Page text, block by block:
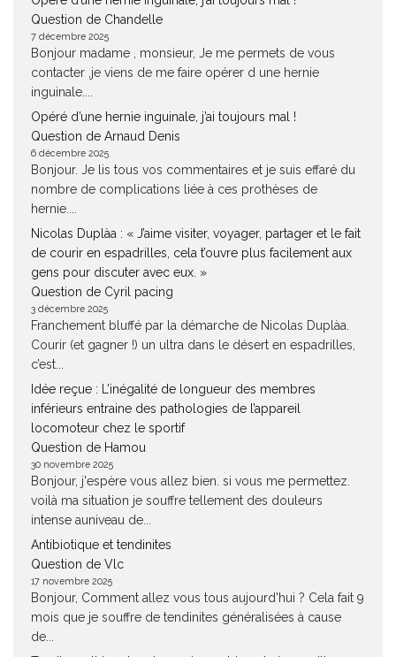
Question de Chandelle
7 décembre 2025
Bonjour madame , monsieur, Je me permets de vous
contacter ,je viens de me faire opérer d une hernie
inguinale....
Opéré d’une hernie inguinale, j’ai toujours mal !
Question de Arnaud Denis
6 décembre 2025
Bonjour. Je lis tous vos commentaires et je suis effaré du
nombre de complications liée à ces prothèses de
hernie....
Nicolas Duplàa : « J’aime visiter, voyager, partager et le fait
de courir en espadrilles, cela t’ouvre plus facilement aux
gens pour discuter avec eux. »
Question de Cyril pacing
3 décembre 2025
Franchement bluffé par la démarche de Nicolas Duplàa.
Courir (et gagner !) un ultra dans le désert en espadrilles,
c’est...
Idée reçue : L’inégalité de longueur des membres
inférieurs entraine des pathologies de l’appareil
locomoteur chez le sportif
Question de Hamou
30 novembre 2025
Bonjour, j'espère vous allez bien. si vous me permettez.
voilà ma situation je souffre tellement des douleurs
intense auniveau de...
Antibiotique et tendinites
Question de Vlc
17 novembre 2025
Bonjour, Comment allez vous tous aujourd'hui ? Cela fait 9
mois que je souffre de tendinites généralisées à cause
de...